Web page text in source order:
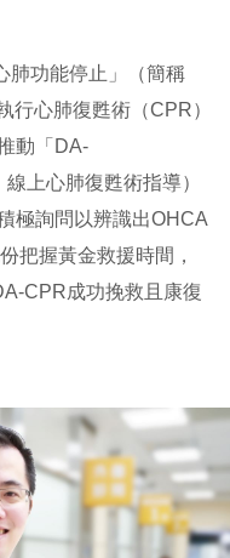
功能停止」（簡稱
行心肺復甦術（CPR）
動「DA-
上心肺復甦術指導）
極詢問以辨識出OHCA
把握黃金救援時間，
CPR成功挽救且康復